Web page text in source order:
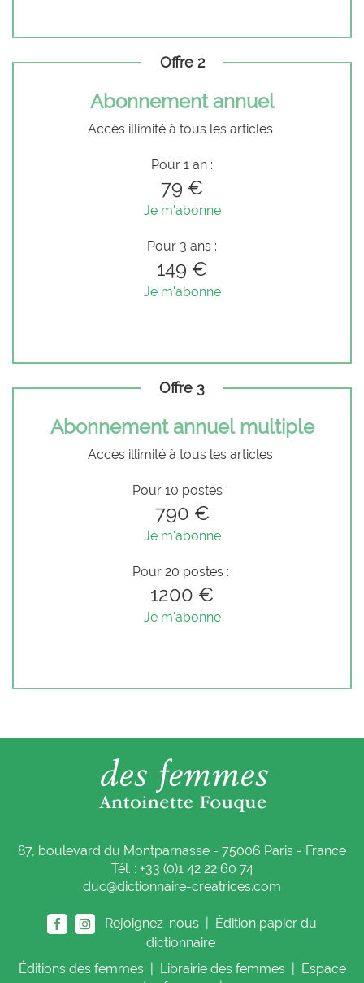
Offre 2
Abonnement annuel
Accès illimité à tous les articles
Pour 1 an :
79 €
Je m'abonne
Pour 3 ans :
149 €
Je m'abonne
Offre 3
Abonnement annuel multiple
Accès illimité à tous les articles
Pour 10 postes :
790 €
Je m'abonne
Pour 20 postes :
1200 €
Je m'abonne
87, boulevard du Montparnasse - 75006 Paris - France
Tél. : +33 (0)1 42 22 60 74
duc@dictionnaire-creatrices.com
Rejoignez-nous |
Édition papier du
dictionnaire
Éditions des femmes Librairie des femmes
Espace